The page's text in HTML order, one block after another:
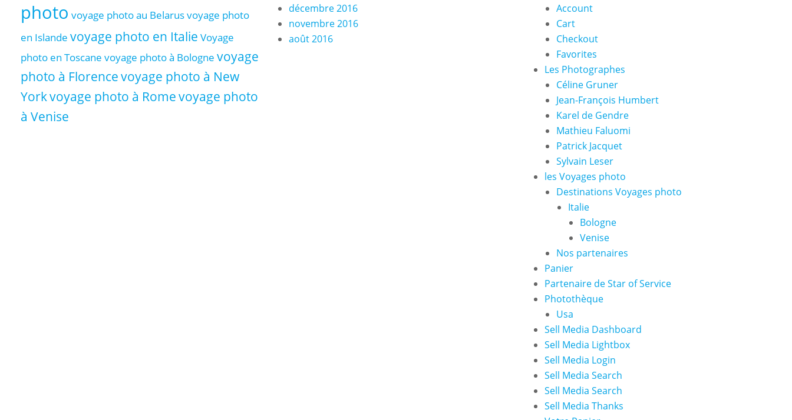
photo voyage photo au Belarusvoyage photo
en Islande voyage photo en Italie Voyage
photo en Toscane voyage photo à Bologne voyage
photo à Florencevoyage photo à New
Yorkvoyage photo à Romevoyage photo
à Venise
décembre 2016
novembre 2016
août 2016
Account
Cart
Checkout
Favorites
Les Photographes
Céline Gruner
Jean-François Humbert
Karel de Gendre
Mathieu Faluomi
Patrick Jacquet
Sylvain Leser
les Voyages photo
Destinations Voyages photo
Italie
Bologne
Venise
Nos partenaires
Panier
Partenaire de Star of Service
Photothèque
Usa
Sell Media Dashboard
Sell Media Lightbox
Sell Media Login
Sell Media Search
Sell Media Search
Sell Media Thanks